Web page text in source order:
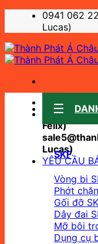
dung
0941 062
Lucas)
Sale
Felix)
Lucas)
YÊU CẦU
SKF
Vòng bi
Phớt
Gối đỡ
Dây đai
Mỡ bôi
Dụng cụ